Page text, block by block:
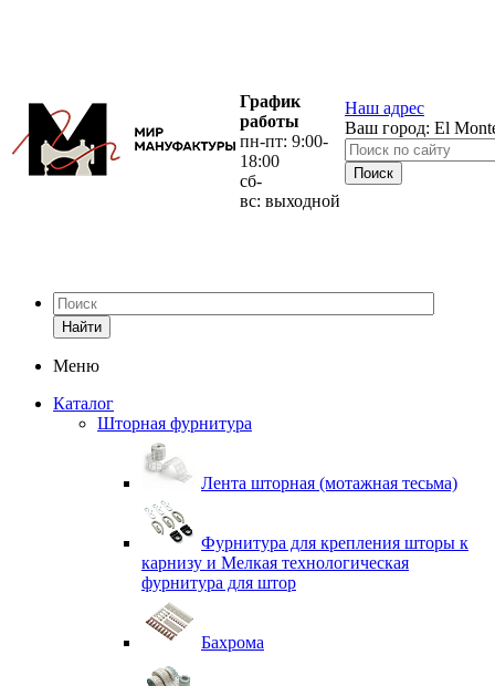
График
работы
пн-пт: 9:00-
18:00
сб-
вс: выходной
Наш адрес
Ваш город: El
Найти
Меню
Каталог
Шторная фурнитура
Лента шторная (мотажная тесьма)
Фурнитура для крепления шторы к
карнизу и Мелкая технологическая
фурнитура для штор
Бахрома